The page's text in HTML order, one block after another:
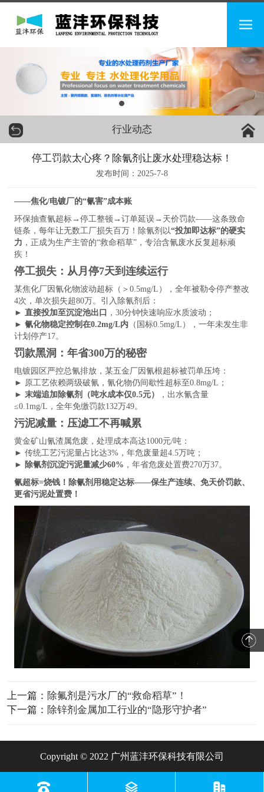
行业动态
停工罚款太心疼？除氰剂让废水处理稳达标！
发布时间：2025-7-8
——焦化/电镀厂的“氰害”成本账
环保抽查氰超标→停工整顿→订单延误→天价罚款——这条致命
链条，每年让无数工厂损失百万！除氰剂以“投加即达标”的硬实
力 ，正成为生产主管的“救命稻草”，专治含氰废水反复超标顽
疾！
停工损失：从月停7天到连续运行
某焦化厂因氰化物波动超标（＞0.5mg/L），全年被勒令停产整改
4次，单次损失超80万。引入除氰剂后：
► 直接投加至沉淀池出口 ，30分钟快速响应水质波动；
► 氰化物稳定控制在0.2mg/L内（国标0.5mg/L），一年未发生非
计划停产17。
罚款黑洞：年省300万的秘密
电镀园区严控总氰排放，某五金厂因氰根超标被罚单压垮：
► 原工艺依赖两级破氰，氰化物仍间歇性超标至0.8mg/L；
► 末端追加除氰剂（吨水成本仅0.5元）
，出水氰含量
≤0.1mg/L，全年免缴罚款132万49。
污泥减量：压滤工不再喊累
黄金矿山氰渣属危废，处理成本高达1000元/吨：
► 传统工艺污泥量占比达3%，年危废量超4.5万吨；
► 除氰剂沉淀污泥量减少60% ，年省危废处置费270万37。
氰超标=烧钱！除氰剂用稳定达标——保生产连续、免天价罚款、
更省污泥处置费！
上一篇： 除氟剂是污水厂的“救命稻草”！
下一篇： 除锌剂金属加工行业的“隐形守护者”
Copyright © 2022 广州蓝沣环保科技有限公司